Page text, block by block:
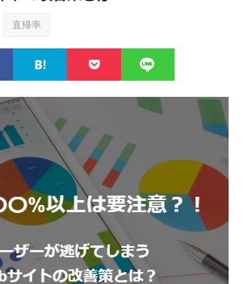
直帰率
ックマー
ク